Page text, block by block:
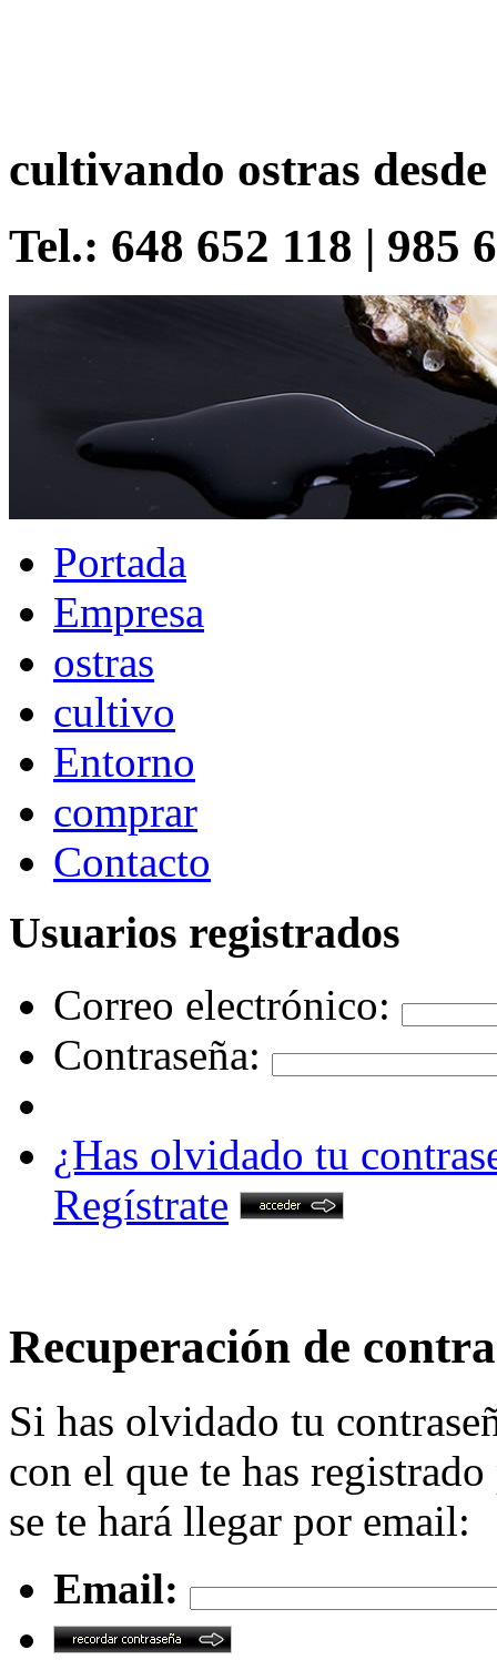
cultivando ostras desde
Tel.: 648 652 118 | 985
Portada
Empresa
ostras
cultivo
Entorno
comprar
Contacto
Usuarios registrados
Correo electrónico:
Contraseña:
¿Has olvidado tu
Regístrate
Recuperación de
Si has olvidado tu
con el que te has
se te hará llegar por email:
Email: